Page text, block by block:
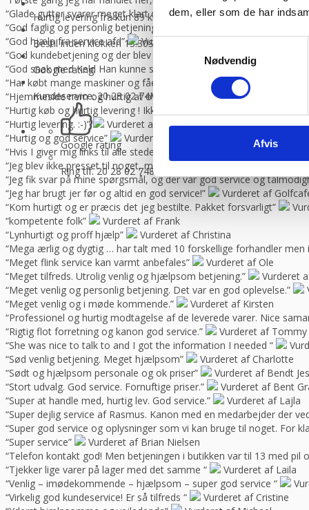
dem, eller som de har
Samtykkevalg
Nødvendig
Afvis
Hurtig levering fra kun 89 kr.
Vi sender med GLS og Danske
Bestil inden klokken 13.30Så sender vi lagervarer samme dag
Google rating:
Kundeservice: 20 28 02 74Man-torsdag 08:30 – 16.00, fredag
Google rating
Ring tlf. 20 28 02 748-16.30 (fre 8-13.30)
“Glade gutter svarer meget klart og for gjort det arb, de lover med
“God faglig og personlig betjening.”
“God hjælp fra service afd”
Vurderet af Benny
“God kundebetjening og der blev svaret høfligt på mine spørgsmål.”
“God snak med Keld Han kunne svare på hvad jeg havde spørgsmål
“Har købt mange maskiner og fået god hjælp når der har været
“Hjemmeside nem og hurtig at overskue samt hurtig betjening”
“Hurtig køb og hurtig levering ! Ikke så meget pjat “
“Hurtig levering. :-)”
Vurderet af Birgitte Andersen
“Hurtig og god service”
Vurderet af Build consult Ivs
“Hvis I giver mig links til alle steder, hvor jeg kan rose jer til
“Jeg blev ikke presset til noget, men fik nogle seriøse svar på mine
“Jeg fik svar på mine spørgsmål, og der var god service og
“Jeg har brugt jer før og altid en god service!”
Vurderet af
“Kom hurtigt og er præcis det jeg bestilte. Pakket forsvarligt”
“kompetente folk”
Vurderet af Frank
“Lynhurtigt og proff hjælp”
Vurderet af Christina
“Mega ærlig og dygtig … har talt med 10 forskellige forhandler men
“Meget flink service kan varmt anbefales”
Vurderet af Ole
“Meget tilfreds. Utrolig venlig og hjælpsom betjening.”
Vurderet
“Meget venlig og personlig betjening. Det var en god oplevelse.”
“Meget venlig og i møde kommende.”
Vurderet af Kirsten
“Professionel og hurtig modtagelse af de leverede varer. Nice
“Rigtig flot forretning og kanon god service.”
Vurderet af
“She was nice to talk to and I got the information I needed “
“Sød venlig betjening. Meget hjælpsom”
Vurderet af Charlotte
“Sødt og hjælpsom personale og ok priser”
Vurderet af Bendt
“Stort udvalg. God service. Fornuftige priser.”
Vurderet af Bent
“Super at handle med, hurtig lev. God service.”
Vurderet af Lajla
“Super dejlig service af Rasmus. Kanon med en medarbejder der
“Super god service og oplysninger som vi kan bruge til noget. For
“Super service”
Vurderet af Brian Nielsen
“Telefon kontakt god! Men betjeningen i butikken var til 13 med
“Tjekker lige varer på lager med det samme “
Vurderet af Laila
“Venlig – imødekommende – hjælpsom – super god service “
“Virkelig god kundeservice! Er så tilfreds “
Vurderet af Cristine